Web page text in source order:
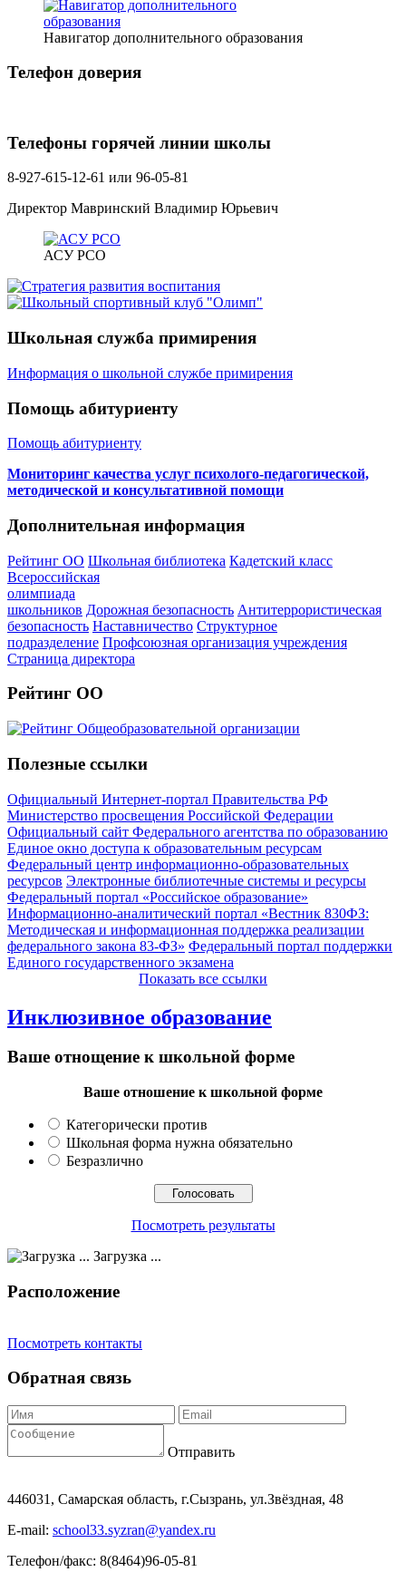
Навигатор дополнительного образования
Телефон доверия
Телефоны горячей линии школы
8-927-615-12-61 или 96-05-81
Директор Мавринский Владимир Юрьевич
АСУ РСО
Школьная служба примирения
Информация о школьной службе примирения
Помощь абитуриенту
Помощь абитуриенту
Мониторинг качества услуг психолого-педагогической,
методической и консультативной помощи
Дополнительная информация
Рейтинг ОО Школьная библиотека Кадетский класс
Всероссийская
олимпиада
школьников Дорожная безопасность Антитеррористическая
безопасность Наставничество Структурное
подразделение Профсоюзная организация учреждения
Страница директора
Рейтинг ОО
Полезные ссылки
Официальный Интернет-портал Правительства РФ
Министерство просвещения Российской Федерации
Официальный сайт Федерального агентства по образованию
Единое окно доступа к образовательным ресурсам
Федеральный центр информационно-образовательных
ресурсов Электронные библиотечные системы и ресурсы
Федеральный портал «Российское образование»
Информационно-аналитический портал «Вестник 830ФЗ:
Методическая и информационная поддержка реализации
федерального закона 83-ФЗ» Федеральный портал поддержки
Единого государственного экзамена
Показать все ссылки
Инклюзивное образование
Ваше отнощение к школьной форме
Ваше отношение к школьной форме
Категорически против
Школьная форма нужна обязательно
Безразлично
Посмотреть результаты
Загрузка ...
Расположение
Посмотреть контакты
Обратная связь
Отправить
446031, Самарская область, г.Сызрань, ул.Звёздная, 48
E-mail: school33.syzran@yandex.ru
Телефон/факс: 8(8464)96-05-81